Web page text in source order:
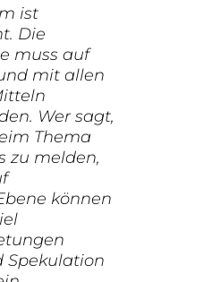
ist
Die
muss auf
mit allen
Wer sagt,
Thema
zu melden,
können
Spekulation